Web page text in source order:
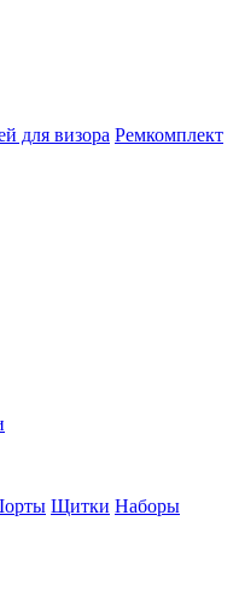
для визора Ремкомплект
Щитки Наборы